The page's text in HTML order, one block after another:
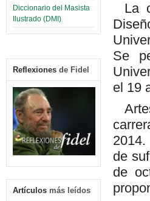
Diccionario del Masista
Ilustrado (DMI)
Reflexiones de Fidel
Artículos más leídos
La
Se
el 19
de
de